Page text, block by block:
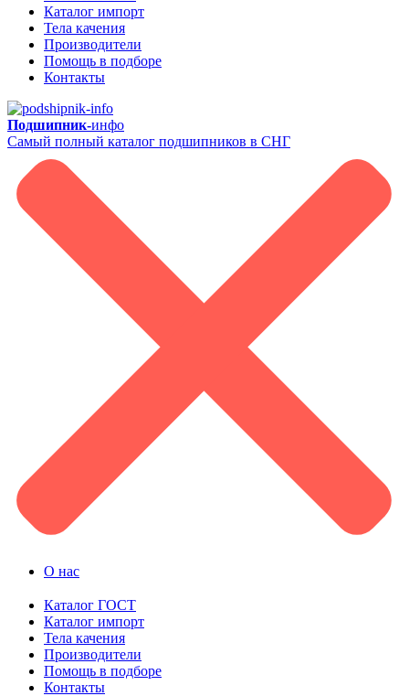
Каталог импорт
Тела качения
Производители
Помощь в подборе
Контакты
Подшипник-инфо
Самый полный каталог подшипников в СНГ
О нас
Каталог ГОСТ
Каталог импорт
Тела качения
Производители
Помощь в подборе
Контакты